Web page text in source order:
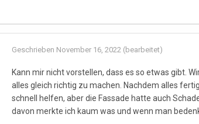
Geschrieben November 16, 2022 (bearbeitet)
Kann mir nicht vorstellen, dass es so etwas gibt.
alles gleich richtig zu machen. Nachdem alles
schnell helfen, aber die Fassade hatte auch
davon merkte ich kaum was und wenn man